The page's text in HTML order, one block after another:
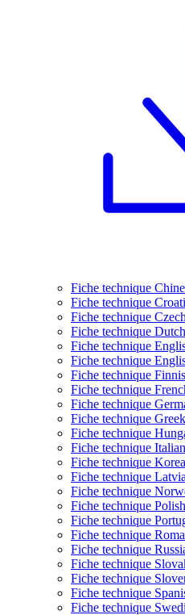
Fiche technique
Fiche technique
Fiche technique Czech
Fiche technique Dutch
Fiche technique
Fiche technique
Fiche technique
Fiche technique
Fiche technique
Fiche technique Greek
Fiche technique
Fiche technique Italian
Fiche technique
Fiche technique Latvia
Fiche technique
Fiche technique Polish
Fiche technique
Fiche technique
Fiche technique
Fiche technique
Fiche technique
Fiche technique
Fiche technique